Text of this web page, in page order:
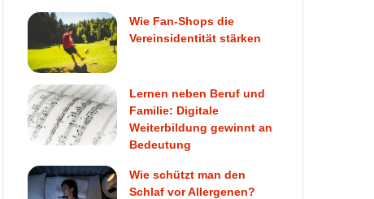
Wie Fan-Shops die
Vereinsidentität stärken
Lernen neben Beruf und
Familie: Digitale
Weiterbildung gewinnt an
Bedeutung
Wie schützt man den
Schlaf vor Allergenen?